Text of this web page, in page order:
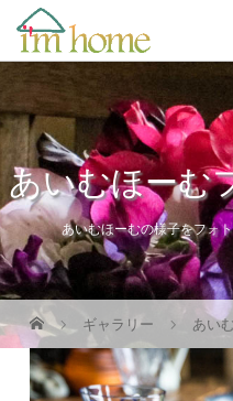
あいむほーむ
あいむほーむの様子をフォ
ギャラリー あい